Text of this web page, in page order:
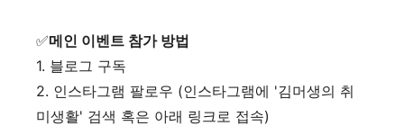
✅메인 이벤트 참가 방법
1. 블로그 구독
2. 인스타그램 팔로우 (인스타그램에 '김머생의 취
미생활' 검색 혹은 아래 링크로 접속)